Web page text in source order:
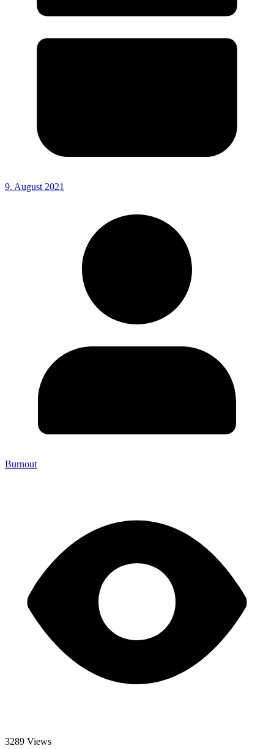
9. August 2021
Burnout
3289 Views